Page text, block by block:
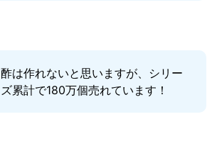
酢は作れないと思いますが、シリー
ズ累計で180万個売れています！